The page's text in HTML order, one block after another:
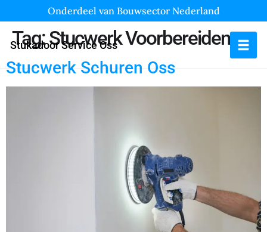
Onderdeel van Bouwsector Nederland
Stukadoor Service Oss
Tag:Stucwerk Voorbereiden
Stucwerk Schuren Oss